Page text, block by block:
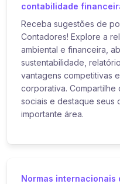
contabilidade
Receba sugestões de
Contadores! Explore a
ambiental e financeira,
sustentabilidade,
vantagens competitivas
corporativa.
sociais e destaque seus
importante área.
Normas internacionais